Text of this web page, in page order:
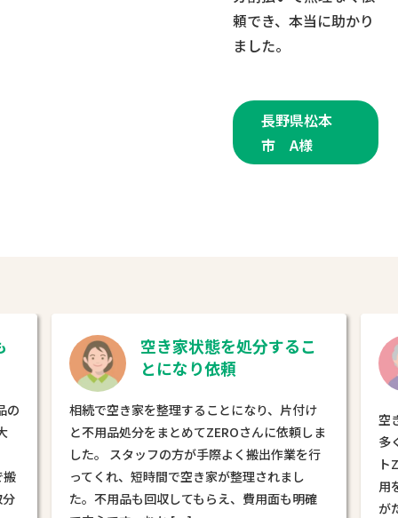
頼でき、本当に助かり
ました。
長野県松本
市 A様
け
しま
し
確
不用品の買取で費用をお
さえることができまし
空き家の処分を考えていましたが、不用品が
多く処分費用が不安でした。お片付けサポー
トZEROさんに相談すると「不要品の買取で費
用を抑えられる」と聞きお願いしました。 物
がたまり散乱した空き家が、2日間でスッキリ